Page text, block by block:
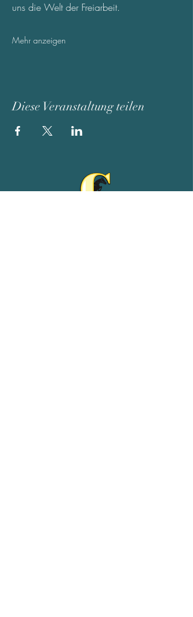
uns die Welt der Freiarbeit.
Mehr anzeigen
Diese Veranstaltung teilen